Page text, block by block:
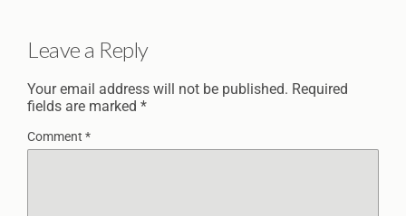
Leave a Reply
Your email address will not be published. Required
fields are marked *
Comment *